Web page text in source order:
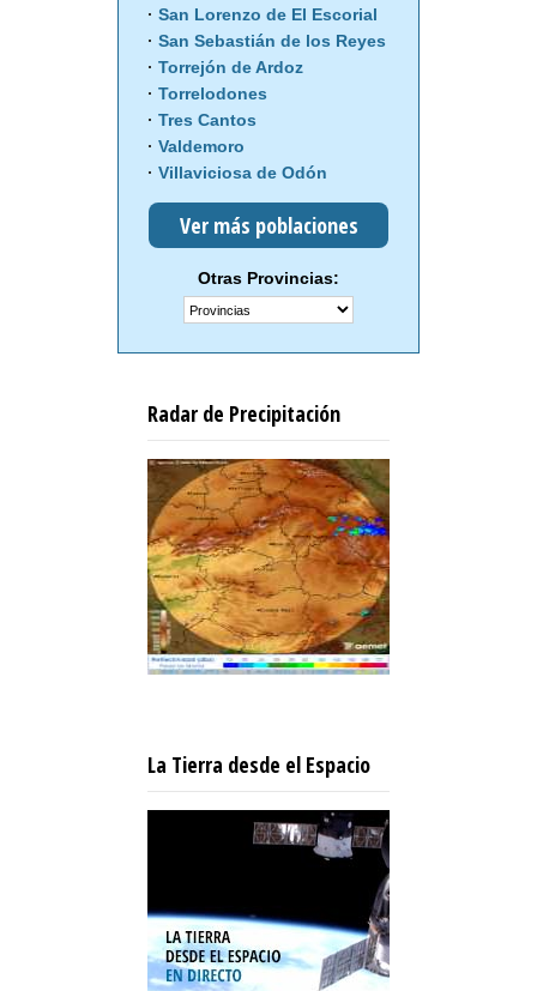
San Lorenzo de El Escorial
San Sebastián de los Reyes
Torrejón de Ardoz
Torrelodones
Tres Cantos
Valdemoro
Villaviciosa de Odón
Ver más poblaciones
Otras Provincias:
Radar de Precipitación
La Tierra desde el Espacio